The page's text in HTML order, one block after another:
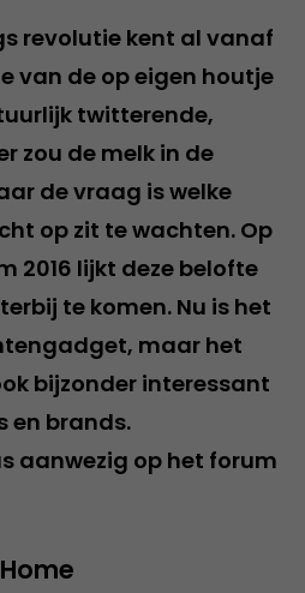
revolutie kent al vanaf
van de op eigen houtje
twitterende,
zou de melk in de
de vraag is welke
op zit te wachten. Op
2016 lijkt deze belofte
te komen. Nu is het
maar het
bijzonder interessant
en brands.
aanwezig op het forum